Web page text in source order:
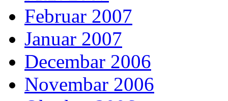
Februar 2007
Januar 2007
Decembar 2006
Novembar 2006